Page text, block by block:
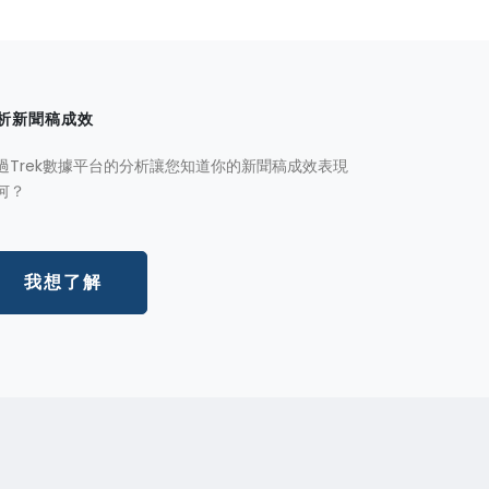
新聞稿成效
Trek數據平台的分析讓您知道你的新聞稿成效表現
？
我想了解